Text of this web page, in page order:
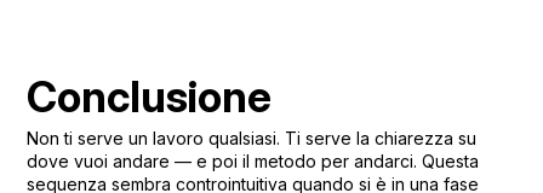
Conclusione
Non ti serve un lavoro qualsiasi. Ti serve la chiarezza su
dove vuoi andare — e poi il metodo per andarci. Questa
sequenza sembra controintuitiva quando si è in una fase